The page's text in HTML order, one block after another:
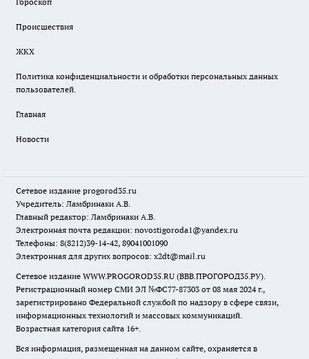
Происшествия
ЖКХ
Политика конфиденциальности и обработки персональных данных
пользователей.
Главная
Новости
Сетевое издание progorod35.ru
Учредитель: Ламбринаки А.В.
Главный редактор: Ламбринаки А.В.
Электронная почта редакции: novostigoroda1@yandex.ru
Телефоны: 8(8212)39-14-42, 89041001090
Электронная для других вопросов: x2dt@mail.ru
Сетевое издание WWW.PROGOROD35.RU (ВВВ.ПРОГОРОД35.РУ).
Регистрационный номер СМИ ЭЛ №ФС77-87303 от 08 мая 2024 г.,
зарегистрировано Федеральной службой по надзору в сфере связи,
информационных технологий и массовых коммуникаций.
Возрастная категория сайта 16+.
Вся информация, размещенная на данном сайте, охраняется в